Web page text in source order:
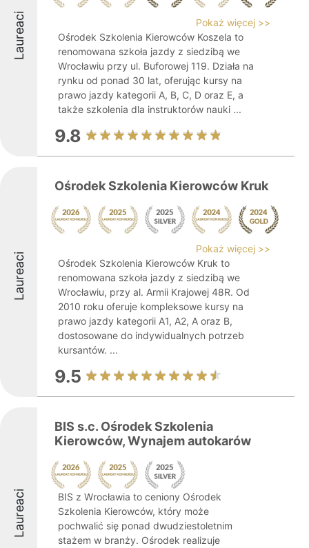
Laureaci
Pokaż więcej >>
Ośrodek Szkolenia Kierowców Koszela to
renomowana szkoła jazdy z siedzibą we
Wrocławiu przy ul. Buforowej 119. Działa na
rynku od ponad 30 lat, oferując kursy na
prawo jazdy kategorii A, B, C, D oraz E, a
także szkolenia dla instruktorów nauki ...
9.8
Laureaci
Ośrodek Szkolenia Kierowców Kruk
Pokaż więcej >>
Ośrodek Szkolenia Kierowców Kruk to
renomowana szkoła jazdy z siedzibą we
Wrocławiu, przy al. Armii Krajowej 48R. Od
2010 roku oferuje kompleksowe kursy na
prawo jazdy kategorii A1, A2, A oraz B,
dostosowane do indywidualnych potrzeb
kursantów. ...
9.5
Laureaci
BIS s.c. Ośrodek Szkolenia
Kierowców, Wynajem autokarów
BIS z Wrocławia to ceniony Ośrodek
Szkolenia Kierowców, który może
pochwalić się ponad dwudziestoletnim
stażem w branży. Ośrodek realizuje